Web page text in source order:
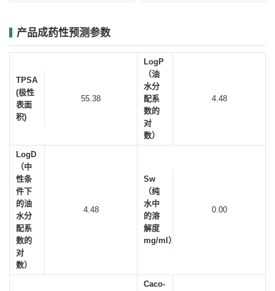
产品成药性预测参数
TPSA
(极性
表面
积)
55.38
LogP
（油
水分
配系
数的
对
数）
4.48
LogD
（中
性条
件下
的油
水分
配系
数的
对
数）
4.48
Sw
（纯
水中
的溶
解度
mg/ml）
0.00
Caco-